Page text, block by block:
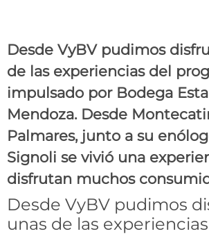
Desde VyBV pudimos
de las experiencias del
impulsado por Bodega
Mendoza. Desde
Palmares, junto a su
Signoli se vivió una
disfrutan muchos
Desde VyBV pudimos
unas de las